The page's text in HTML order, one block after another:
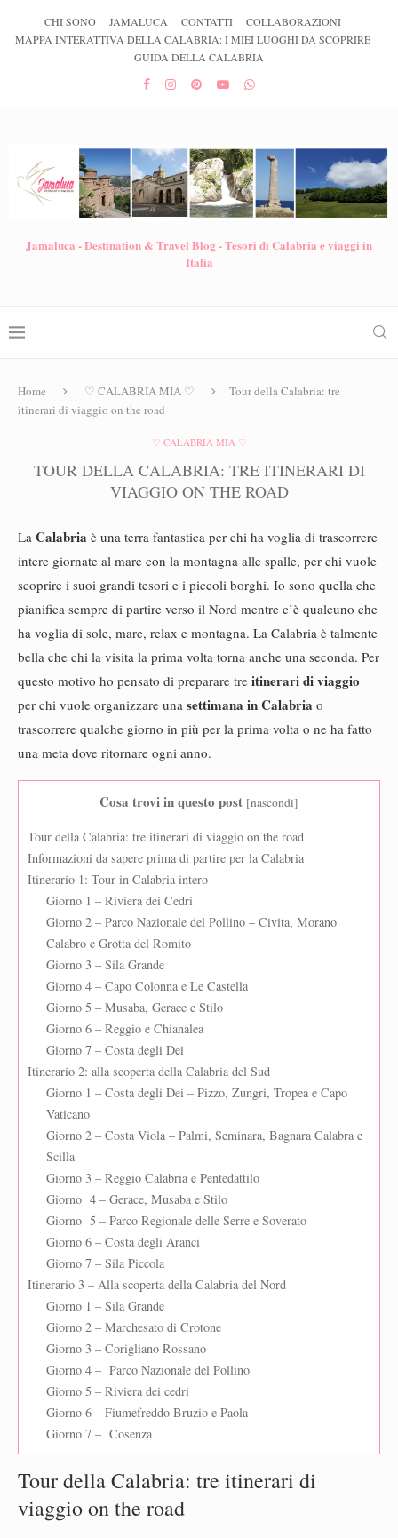
CHI SONO JAMALUCA CONTATTI
COLLABORAZIONI
MAPPA INTERATTIVA DELLA CALABRIA: I MIEI LUOGHI DA SCOPRIRE
GUIDA DELLA CALABRIA
Jamaluca - Destination & Travel Blog - Tesori di Calabria e viaggi in
Italia
Home ♡ CALABRIA MIA ♡
Tour della Calabria: tre
itinerari di viaggio on the road
♡ CALABRIA MIA ♡
TOUR DELLA CALABRIA: TRE ITINERARI DI
VIAGGIO ON THE ROAD
La Calabria è una terra fantastica per chi ha voglia di trascorrere
intere giornate al mare con la montagna alle spalle, per chi vuole
scoprire i suoi grandi tesori e i piccoli borghi. Io sono quella che
pianifica sempre di partire verso il Nord mentre c’è qualcuno che
ha voglia di sole, mare, relax e montagna. La Calabria è talmente
bella che chi la visita la prima volta torna anche una seconda. Per
questo motivo ho pensato di preparare tre itinerari di viaggio
per chi vuole organizzare una settimana in Calabria o
trascorrere qualche giorno in più per la prima volta o ne ha fatto
una meta dove ritornare ogni anno.
Cosa trovi in questo post [nascondi]
Tour della Calabria: tre itinerari di viaggio on the road
Informazioni da sapere prima di partire per la Calabria
Itinerario 1: Tour in Calabria intero
Giorno 1 – Riviera dei Cedri
Giorno 2 – Parco Nazionale del Pollino – Civita, Morano
Calabro e Grotta del Romito
Giorno 3 – Sila Grande
Giorno 4 – Capo Colonna e Le Castella
Giorno 5 – Musaba, Gerace e Stilo
Giorno 6 – Reggio e Chianalea
Giorno 7 – Costa degli Dei
Itinerario 2: alla scoperta della Calabria del Sud
Giorno 1 – Costa degli Dei – Pizzo, Zungri, Tropea e Capo
Vaticano
Giorno 2 – Costa Viola – Palmi, Seminara, Bagnara Calabra e
Scilla
Giorno 3 – Reggio Calabria e Pentedattilo
Giorno 4 – Gerace, Musaba e Stilo
Giorno 5 – Parco Regionale delle Serre e Soverato
Giorno 6 – Costa degli Aranci
Giorno 7 – Sila Piccola
Itinerario 3 – Alla scoperta della Calabria del Nord
Giorno 1 – Sila Grande
Giorno 2 – Marchesato di Crotone
Giorno 3 – Corigliano Rossano
Giorno 4 – Parco Nazionale del Pollino
Giorno 5 – Riviera dei cedri
Giorno 6 – Fiumefreddo Bruzio e Paola
Giorno 7 – Cosenza
Tour della Calabria: tre itinerari di
viaggio on the road